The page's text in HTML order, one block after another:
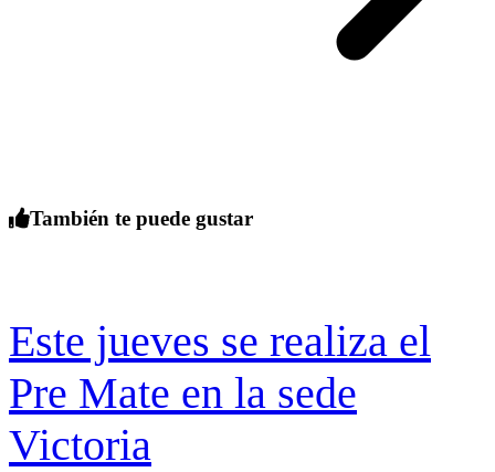
También te puede gustar
Este jueves se realiza el
Pre Mate en la sede
Victoria